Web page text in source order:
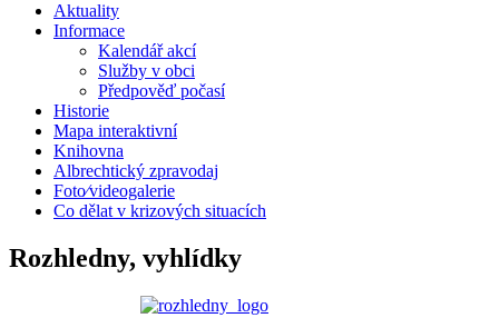
Aktuality
Informace
Kalendář akcí
Služby v obci
Předpověď počasí
Historie
Mapa interaktivní
Knihovna
Albrechtický zpravodaj
Foto⁄videogalerie
Co dělat v krizových situacích
Rozhledny, vyhlídky